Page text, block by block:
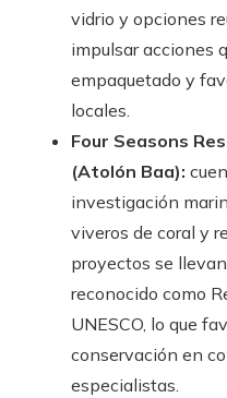
vidrio y opciones
impulsar acciones
empaquetado y
locales.
Four Seasons
(Atolón Baa):
investigación
viveros de coral y
proyectos se
reconocido como
UNESCO, lo que
conservación en
especialistas.